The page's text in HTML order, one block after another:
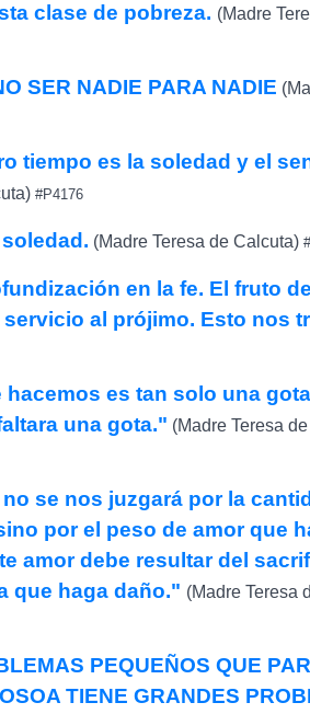
clase de pobreza. (Madre
SER NADIE PARA NADIE
tiempo es la soledad y el
#P4176
(Madre Teresa de Calcuta)
en la fe. El fruto de
al prójimo. Esto nos
es tan solo una
una gota." (Madre Teresa
se nos juzgará por la
por el peso de amor que
amor debe resultar del
que haga daño." (Madre Teresa
PEQUEÑOS QUE
TIENE GRANDES